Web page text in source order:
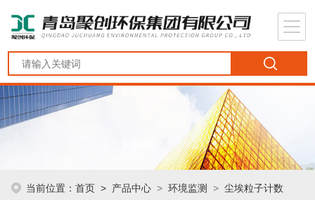
当前位置：首页 > 产品中心 >环境监测 >尘埃粒子计数